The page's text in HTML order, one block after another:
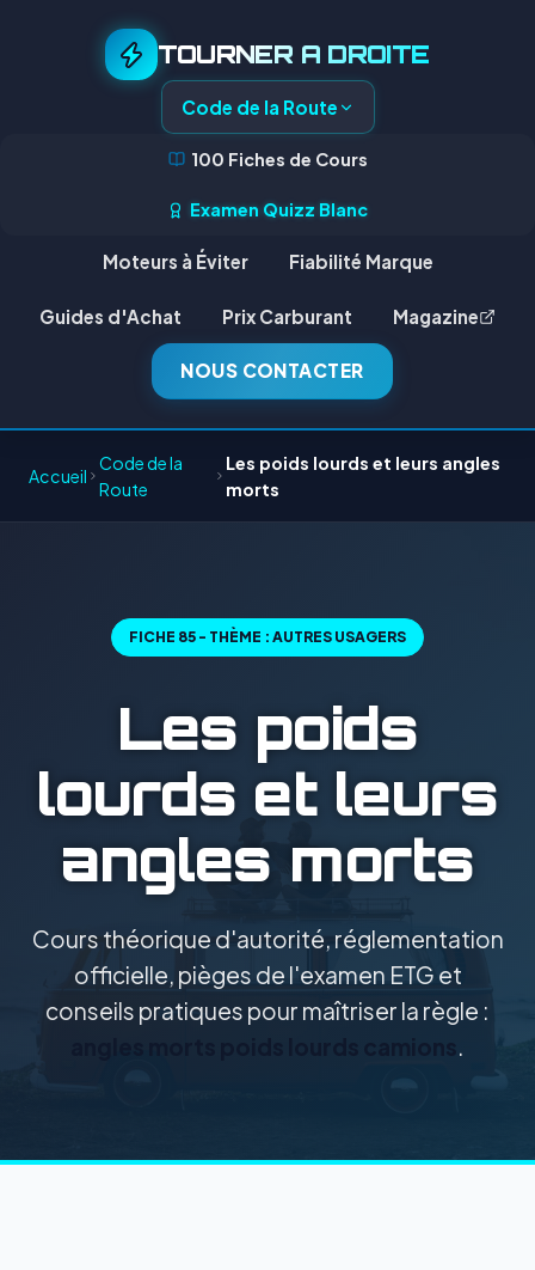
TOURNER A DROITE
Code de la Route
100 Fiches de Cours
Examen Quizz Blanc
Moteurs à Éviter Fiabilité Marque
Guides d'Achat Prix Carburant Magazine
NOUS CONTACTER
Accueil
Code de la
Route
Les poids lourds et leurs angles
morts
FICHE 85 - THÈME : AUTRES USAGERS
Les poids
lourds et leurs
angles morts
Cours théorique d'autorité, réglementation
officielle, pièges de l'examen ETG et
conseils pratiques pour maîtriser la règle :
.